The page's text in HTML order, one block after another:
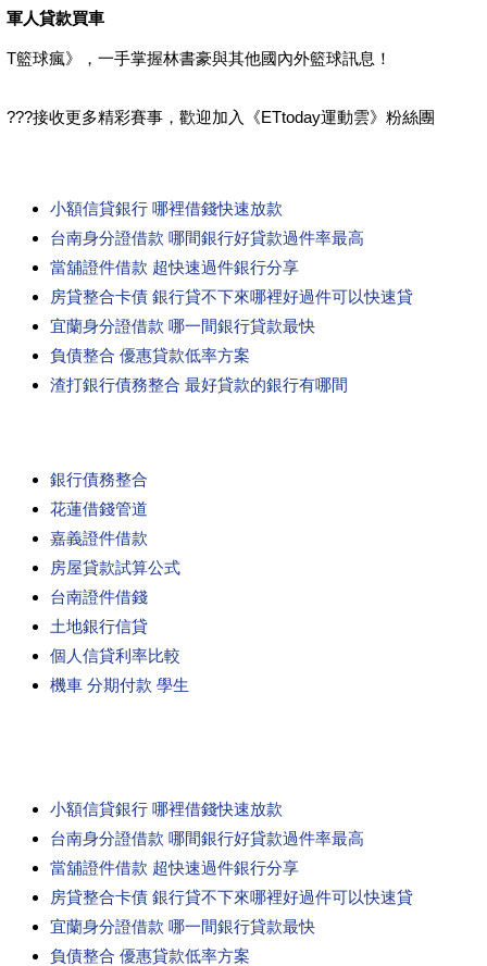
軍人貸款買車
T籃球瘋》，一手掌握林書豪與其他國內外籃球訊息！
???接收更多精彩賽事，歡迎加入《ETtoday運動雲》粉絲團
小額信貸銀行 哪裡借錢快速放款
台南身分證借款 哪間銀行好貸款過件率最高
當舖證件借款 超快速過件銀行分享
房貸整合卡債 銀行貸不下來哪裡好過件可以快速貸
宜蘭身分證借款 哪一間銀行貸款最快
負債整合 優惠貸款低率方案
渣打銀行債務整合 最好貸款的銀行有哪間
銀行債務整合
花蓮借錢管道
嘉義證件借款
房屋貸款試算公式
台南證件借錢
土地銀行信貸
個人信貸利率比較
機車 分期付款 學生
小額信貸銀行 哪裡借錢快速放款
台南身分證借款 哪間銀行好貸款過件率最高
當舖證件借款 超快速過件銀行分享
房貸整合卡債 銀行貸不下來哪裡好過件可以快速貸
宜蘭身分證借款 哪一間銀行貸款最快
負債整合 優惠貸款低率方案